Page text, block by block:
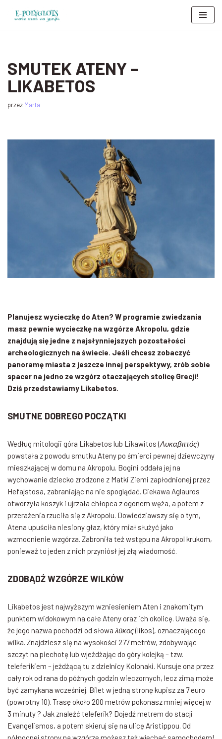
SMUTEK ATENY –
LIKABETOS
przez Marta
Planujesz wycieczkę do Aten? W programie zwiedzania
masz pewnie wycieczkę na wzgórze Akropolu, gdzie
znajdują się jedne z najsłynniejszych pozostałości
archeologicznych na świecie. Jeśli chcesz zobaczyć
panoramę miasta z jeszcze innej perspektywy, zrób sobie
spacer na jedno ze wzgórz otaczających stolicę Grecji!
Dziś przedstawiamy Likabetos.
SMUTNE DOBREGO POCZĄTKI
Według mitologii góra Likabetos lub Likawitos (Λυκαβιττός)
powstała z powodu smutku Ateny po śmierci pewnej dziewczyny
mieszkającej w domu na Akropolu. Bogini oddała jej na
wychowanie dziecko zrodzone z Matki Ziemi zapłodnionej przez
Hefajstosa, zabraniając na nie spoglądać. Ciekawa Aglauros
otworzyła koszyk i ujrzała chłopca z ogonem węża, a potem z
przerażenia rzuciła się z Akropolu. Dowiedziawszy się o tym,
Atena upuściła niesiony głaz, który miał służyć jako
wzmocnienie wzgórza. Zabroniła też wstępu na Akropol krukom,
ponieważ to jeden z nich przyniósł jej złą wiadomość.
ZDOBĄDŹ WZGÓRZE WILKÓW
Likabetos jest najwyższym wzniesieniem Aten i znakomitym
punktem widokowym na całe Ateny oraz ich okolicę. Uważa się,
że jego nazwa pochodzi od słowa λύκος(likos), oznaczającego
wilka. Znajdziesz się na wysokości 277 metrów, zdobywając
szczyt na piechotę lub wjeżdżając do góry kolejką – tzw.
teleferikiem – jeżdżącą tu z dzielnicy Kolonaki. Kursuje ona przez
cały rok od rana do późnych godzin wieczornych, lecz zimą może
być zamykana wcześniej. Bilet w jedną stronę kupisz za 7 euro
(powrotny 10). Trasę około 200 metrów pokonasz mniej więcej w
3 minuty ? Jak znaleźć teleferik? Dojedź metrem do stacji
Evangelismos, a potem skieruj się na ulicę Aristippou. Od